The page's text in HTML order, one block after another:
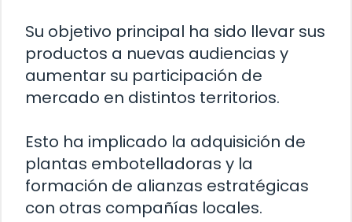
Su objetivo principal ha sido llevar sus
productos a nuevas audiencias y
aumentar su participación de
mercado en distintos territorios.
Esto ha implicado la adquisición de
plantas embotelladoras y la
formación de alianzas estratégicas
con otras compañías locales.